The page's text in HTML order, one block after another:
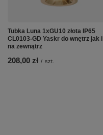
Tubka Luna 1xGU10 złota IP65
CL0103-GD Yaskr do wnętrz jak i
na zewnątrz
208,00 zł / szt.